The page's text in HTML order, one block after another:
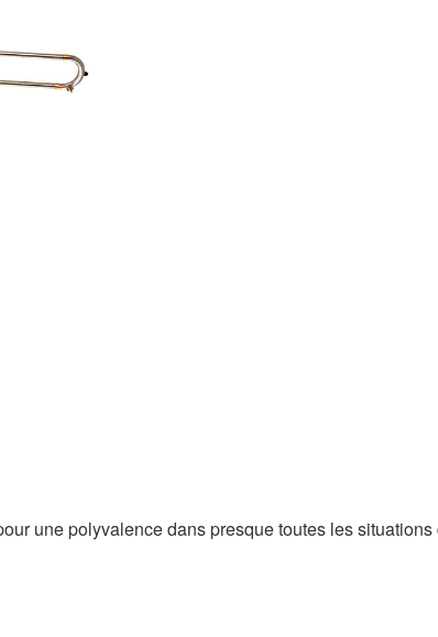
une polyvalence dans presque toutes les